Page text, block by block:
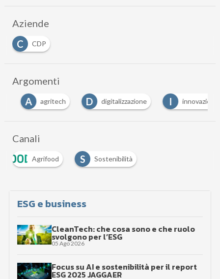
Aziende
C
CDP
Argomenti
A
agritech D digitalizzazione I innovazione
Canali
Agrifood S Sostenibilità
ESG e business
CleanTech: che cosa sono e che ruolo
svolgono per l’ESG
05 Ago 2026
Focus su AI e sostenibilità per il report
ESG 2025 JAGGAER